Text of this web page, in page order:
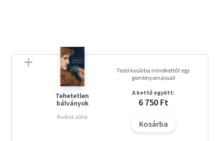
tanulhatunk tőlük. A történelem itt van, és soha nem
érhet véget.
Tehetetlen
bálványok
Kustos Júlia
Tedd kosárba mindkettőt egy
gombnyomással!
A kettő együtt:
6 750 Ft
Kosárba